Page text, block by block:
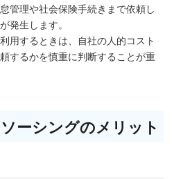
管理や社会保険手続きまで依頼し
発生します。
用するときは、自社の人的コスト
するかを慎重に判断することが重
ーシングのメリット